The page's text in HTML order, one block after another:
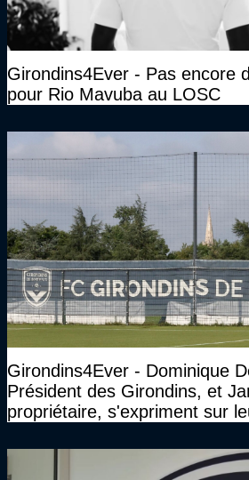
Girondins4Ever - Pas encore
pour Rio Mavuba au LOSC
Girondins4Ever - Dominique
Président des Girondins, et
propriétaire, s'expriment sur